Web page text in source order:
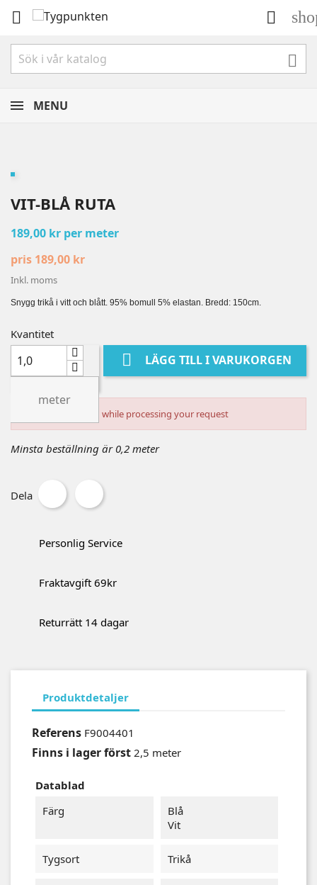
 

MENU
VIT-BLÅ RUTA
189,00 kr per meter
pris 189,00 kr
Inkl. moms
Snygg trikå i vitt och blått. 95% bomull 5% elastan. Bredd: 150cm.
Kvantitet
meter
 LÄGG TILL I VARUKORGEN
An error occurred while processing your request
Minsta beställning är 0,2 meter
Dela
Personlig Service
Fraktavgift 69kr
Returrätt 14 dagar
Produktdetaljer
Referens F9004401
Finns i lager först 2,5 meter
Datablad
Färg
Blå
Vit
Tygsort Trikå